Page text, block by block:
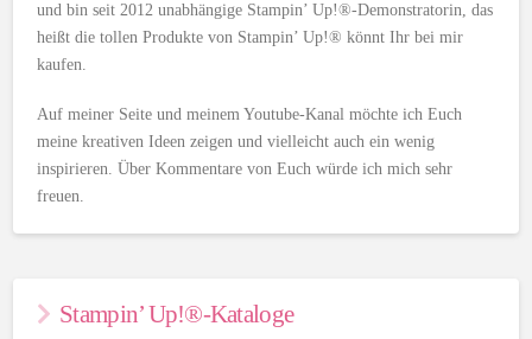
und bin seit 2012 unabhängige Stampin’ Up!®-Demonstratorin, das
heißt die tollen Produkte von Stampin’ Up!® könnt Ihr bei mir
kaufen.
Auf meiner Seite und meinem Youtube-Kanal möchte ich Euch
meine kreativen Ideen zeigen und vielleicht auch ein wenig
inspirieren. Über Kommentare von Euch würde ich mich sehr
freuen.
Stampin’ Up!®-Kataloge